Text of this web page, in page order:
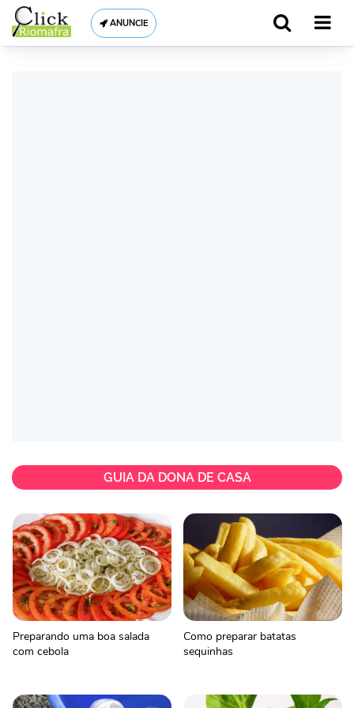
ANUNCIE
GUIA DA DONA DE CASA
Preparando uma boa salada
com cebola
Como preparar batatas
sequinhas